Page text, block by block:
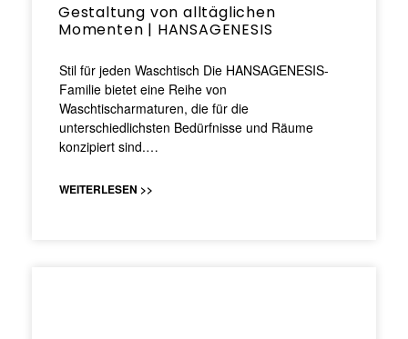
Gestaltung von alltäglichen
Momenten | HANSAGENESIS
Stil für jeden Waschtisch Die HANSAGENESIS-
Familie bietet eine Reihe von
Waschtischarmaturen, die für die
unterschiedlichsten Bedürfnisse und Räume
konzipiert sind.…
WEITERLESEN >>